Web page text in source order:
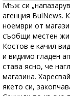
Мъж си
агенция BulNews.
ноември от
съобщи местен
Костов е качил
и видимо гладен
става ясно, че
магазина.
якето си,